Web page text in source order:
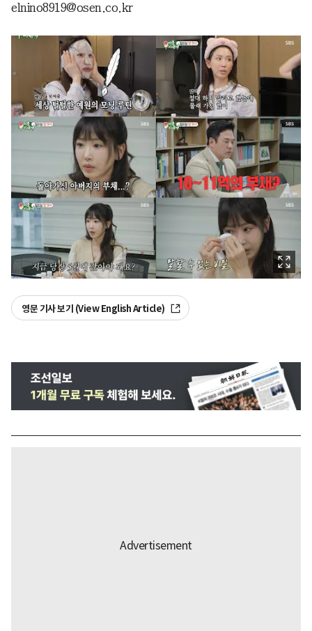
elnino8919@osen.co.kr
영문 기사 보기 (View English Article)